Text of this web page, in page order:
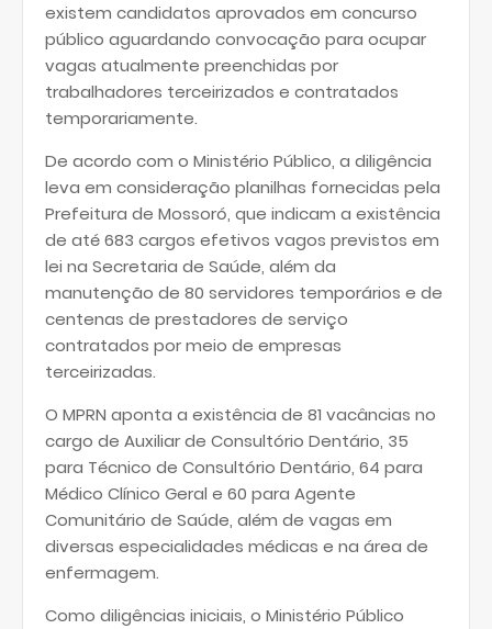
existem candidatos aprovados em concurso
público aguardando convocação para ocupar
vagas atualmente preenchidas por
trabalhadores terceirizados e contratados
temporariamente.
De acordo com o Ministério Público, a diligência
leva em consideração planilhas fornecidas pela
Prefeitura de Mossoró, que indicam a existência
de até 683 cargos efetivos vagos previstos em
lei na Secretaria de Saúde, além da
manutenção de 80 servidores temporários e de
centenas de prestadores de serviço
contratados por meio de empresas
terceirizadas.
O MPRN aponta a existência de 81 vacâncias no
cargo de Auxiliar de Consultório Dentário, 35
para Técnico de Consultório Dentário, 64 para
Médico Clínico Geral e 60 para Agente
Comunitário de Saúde, além de vagas em
diversas especialidades médicas e na área de
enfermagem.
Como diligências iniciais, o Ministério Público